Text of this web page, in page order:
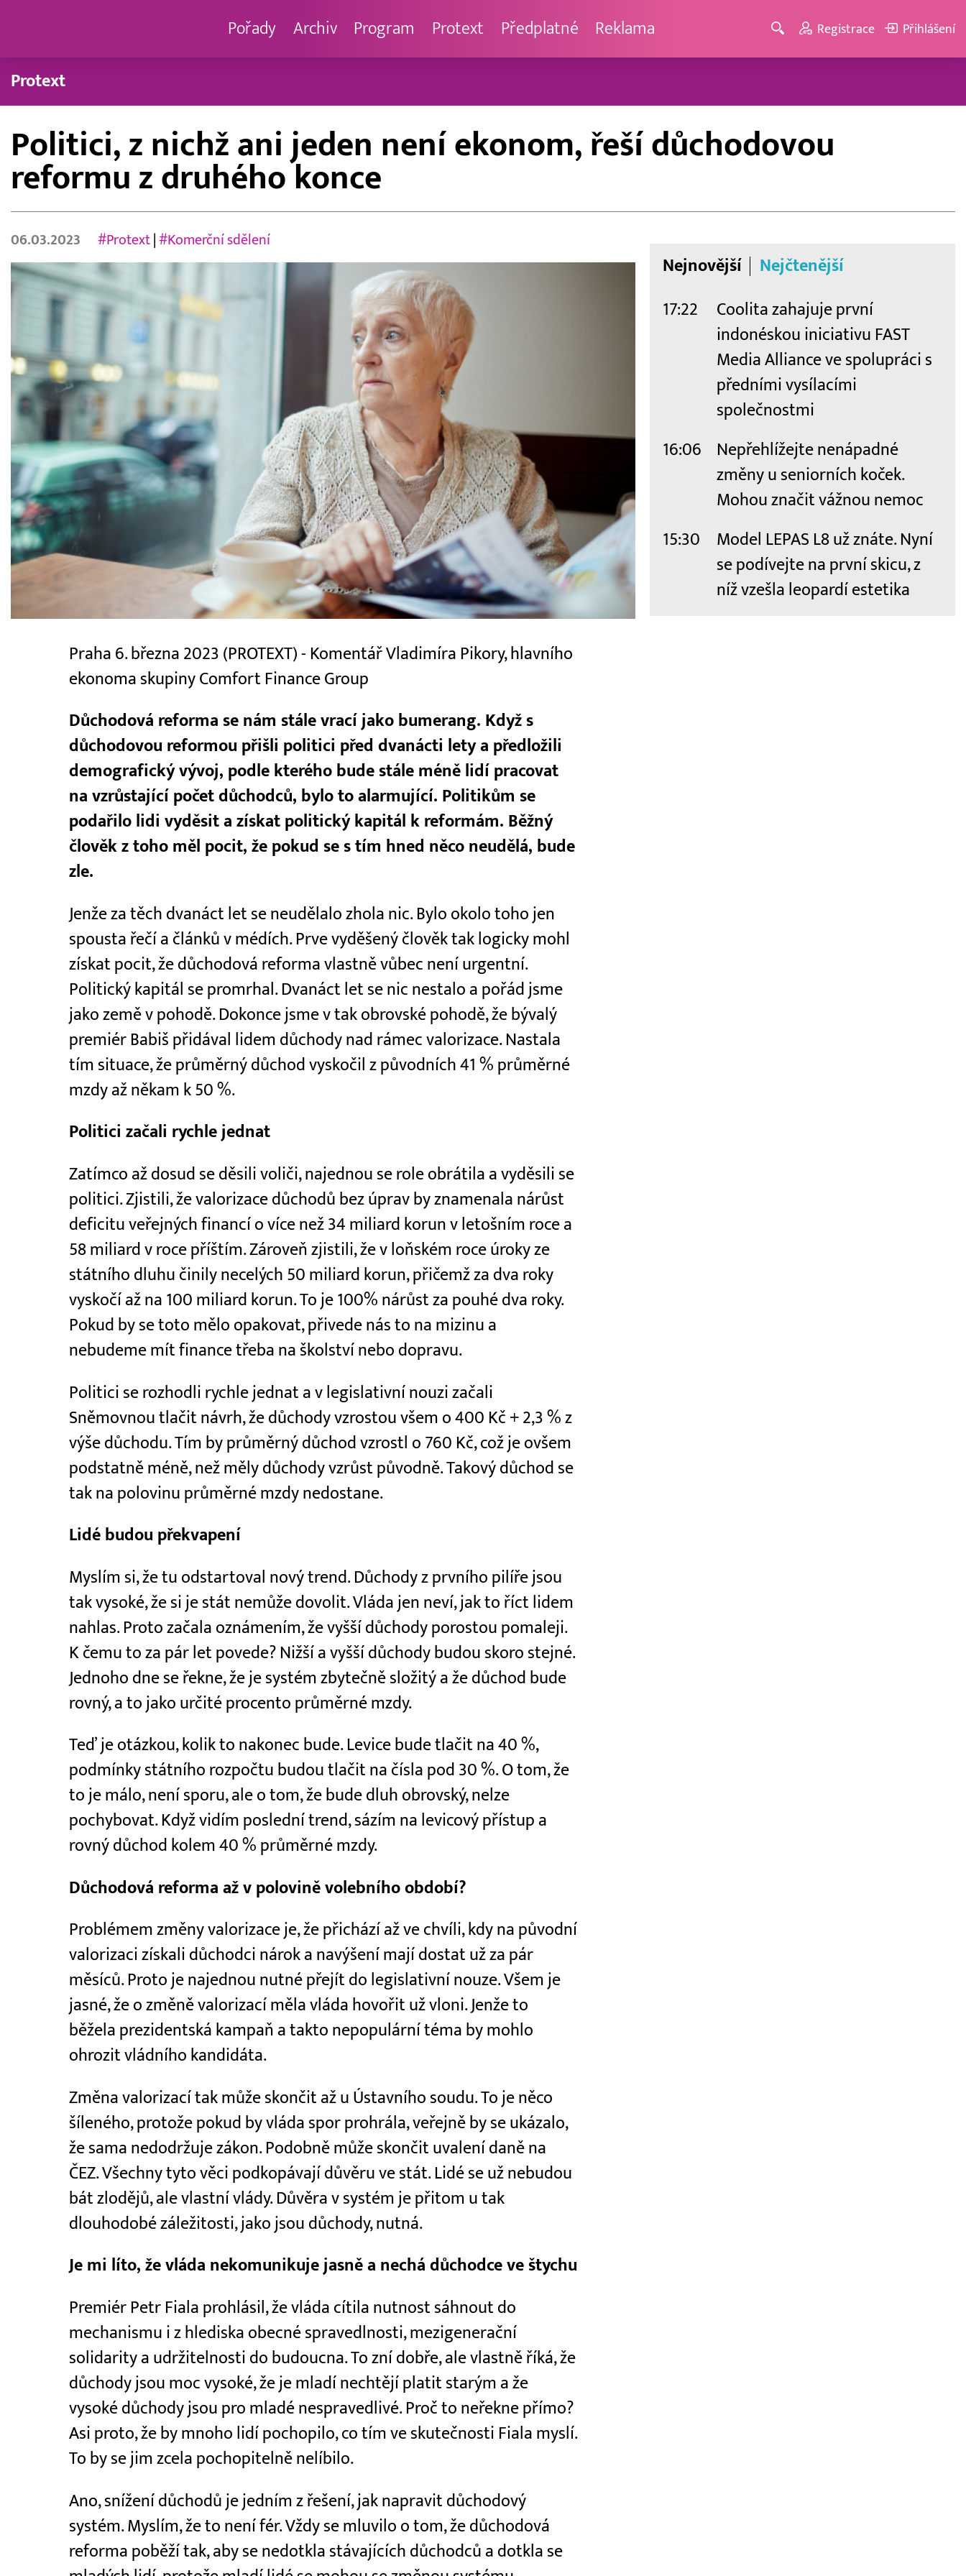
Pořady Archiv Program Protext Předplatné Reklama Registrace Přihlášení
Protext
Politici, z nichž ani jeden není ekonom, řeší důchodovou
reformu z druhého konce
06.03.2023 #Protext| #Komerční sdělení
Praha 6. března 2023 (PROTEXT) - Komentář Vladimíra Pikory, hlavního
ekonoma skupiny Comfort Finance Group
Důchodová reforma se nám stále vrací jako bumerang. Když s
důchodovou reformou přišli politici před dvanácti lety a předložili
demografický vývoj, podle kterého bude stále méně lidí pracovat
na vzrůstající počet důchodců, bylo to alarmující. Politikům se
podařilo lidi vyděsit a získat politický kapitál k reformám. Běžný
člověk z toho měl pocit, že pokud se s tím hned něco neudělá, bude
zle.
Jenže za těch dvanáct let se neudělalo zhola nic. Bylo okolo toho jen
spousta řečí a článků v médích. Prve vyděšený člověk tak logicky mohl
získat pocit, že důchodová reforma vlastně vůbec není urgentní.
Politický kapitál se promrhal. Dvanáct let se nic nestalo a pořád jsme
jako země v pohodě. Dokonce jsme v tak obrovské pohodě, že bývalý
premiér Babiš přidával lidem důchody nad rámec valorizace. Nastala
tím situace, že průměrný důchod vyskočil z původních 41 % průměrné
mzdy až někam k 50 %.
Politici začali rychle jednat
Zatímco až dosud se děsili voliči, najednou se role obrátila a vyděsili se
politici. Zjistili, že valorizace důchodů bez úprav by znamenala nárůst
deficitu veřejných financí o více než 34 miliard korun v letošním roce a
58 miliard v roce příštím. Zároveň zjistili, že v loňském roce úroky ze
státního dluhu činily necelých 50 miliard korun, přičemž za dva roky
vyskočí až na 100 miliard korun. To je 100% nárůst za pouhé dva roky.
Pokud by se toto mělo opakovat, přivede nás to na mizinu a
nebudeme mít finance třeba na školství nebo dopravu.
Politici se rozhodli rychle jednat a v legislativní nouzi začali
Sněmovnou tlačit návrh, že důchody vzrostou všem o 400 Kč + 2,3 % z
výše důchodu. Tím by průměrný důchod vzrostl o 760 Kč, což je ovšem
podstatně méně, než měly důchody vzrůst původně. Takový důchod se
tak na polovinu průměrné mzdy nedostane.
Lidé budou překvapení
Myslím si, že tu odstartoval nový trend. Důchody z prvního pilíře jsou
tak vysoké, že si je stát nemůže dovolit. Vláda jen neví, jak to říct lidem
nahlas. Proto začala oznámením, že vyšší důchody porostou pomaleji.
K čemu to za pár let povede? Nižší a vyšší důchody budou skoro stejné.
Jednoho dne se řekne, že je systém zbytečně složitý a že důchod bude
rovný, a to jako určité procento průměrné mzdy.
Teď je otázkou, kolik to nakonec bude. Levice bude tlačit na 40 %,
podmínky státního rozpočtu budou tlačit na čísla pod 30 %. O tom, že
to je málo, není sporu, ale o tom, že bude dluh obrovský, nelze
pochybovat. Když vidím poslední trend, sázím na levicový přístup a
rovný důchod kolem 40 % průměrné mzdy.
Důchodová reforma až v polovině volebního období?
Problémem změny valorizace je, že přichází až ve chvíli, kdy na původní
valorizaci získali důchodci nárok a navýšení mají dostat už za pár
měsíců. Proto je najednou nutné přejít do legislativní nouze. Všem je
jasné, že o změně valorizací měla vláda hovořit už vloni. Jenže to
běžela prezidentská kampaň a takto nepopulární téma by mohlo
ohrozit vládního kandidáta.
Změna valorizací tak může skončit až u Ústavního soudu. To je něco
šíleného, protože pokud by vláda spor prohrála, veřejně by se ukázalo,
že sama nedodržuje zákon. Podobně může skončit uvalení daně na
ČEZ. Všechny tyto věci podkopávají důvěru ve stát. Lidé se už nebudou
bát zlodějů, ale vlastní vlády. Důvěra v systém je přitom u tak
dlouhodobé záležitosti, jako jsou důchody, nutná.
Je mi líto, že vláda nekomunikuje jasně a nechá důchodce ve štychu
Premiér Petr Fiala prohlásil, že vláda cítila nutnost sáhnout do
mechanismu i z hlediska obecné spravedlnosti, mezigenerační
solidarity a udržitelnosti do budoucna. To zní dobře, ale vlastně říká, že
důchody jsou moc vysoké, že je mladí nechtějí platit starým a že
vysoké důchody jsou pro mladé nespravedlivé. Proč to neřekne přímo?
Asi proto, že by mnoho lidí pochopilo, co tím ve skutečnosti Fiala myslí.
To by se jim zcela pochopitelně nelíbilo.
Ano, snížení důchodů je jedním z řešení, jak napravit důchodový
systém. Myslím, že to není fér. Vždy se mluvilo o tom, že důchodová
reforma poběží tak, aby se nedotkla stávajících důchodců a dotkla se
Nejnovější Nejčtenější
17:22
Coolita zahajuje první
indonéskou iniciativu FAST
Media Alliance ve spolupráci s
předními vysílacími
společnostmi
16:06
Nepřehlížejte nenápadné
změny u seniorních koček.
Mohou značit vážnou nemoc
15:30
Model LEPAS L8 už znáte. Nyní
se podívejte na první skicu, z
níž vzešla leopardí estetika